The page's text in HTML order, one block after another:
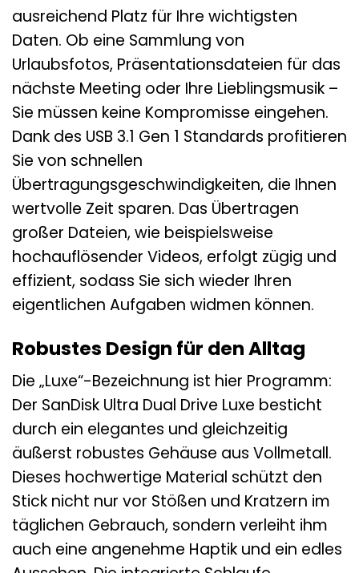
ausreichend Platz für Ihre wichtigsten
Daten. Ob eine Sammlung von
Urlaubsfotos, Präsentationsdateien für das
nächste Meeting oder Ihre Lieblingsmusik –
Sie müssen keine Kompromisse eingehen.
Dank des USB 3.1 Gen 1 Standards profitieren
Sie von schnellen
Übertragungsgeschwindigkeiten, die Ihnen
wertvolle Zeit sparen. Das Übertragen
großer Dateien, wie beispielsweise
hochauflösender Videos, erfolgt zügig und
effizient, sodass Sie sich wieder Ihren
eigentlichen Aufgaben widmen können.
Robustes Design für den Alltag
Die „Luxe“-Bezeichnung ist hier Programm:
Der SanDisk Ultra Dual Drive Luxe besticht
durch ein elegantes und gleichzeitig
äußerst robustes Gehäuse aus Vollmetall.
Dieses hochwertige Material schützt den
Stick nicht nur vor Stößen und Kratzern im
täglichen Gebrauch, sondern verleiht ihm
auch eine angenehme Haptik und ein edles